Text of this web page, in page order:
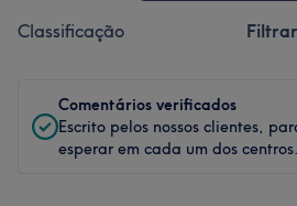
Classificação
Comentários verificados
Escrito pelos nossos clientes,
esperar em cada um dos centros.